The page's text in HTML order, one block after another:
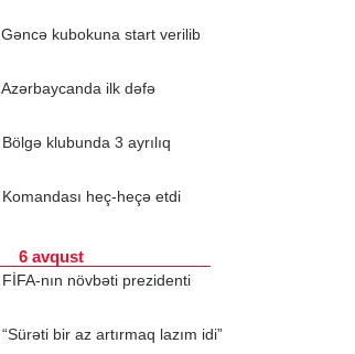
Gəncə kubokuna start verilib
Azərbaycanda ilk dəfə
Bölgə klubunda 3 ayrılıq
Komandası heç-heçə etdi
6 avqust
FİFA-nın növbəti prezidenti
“Sürəti bir az artırmaq lazım idi”